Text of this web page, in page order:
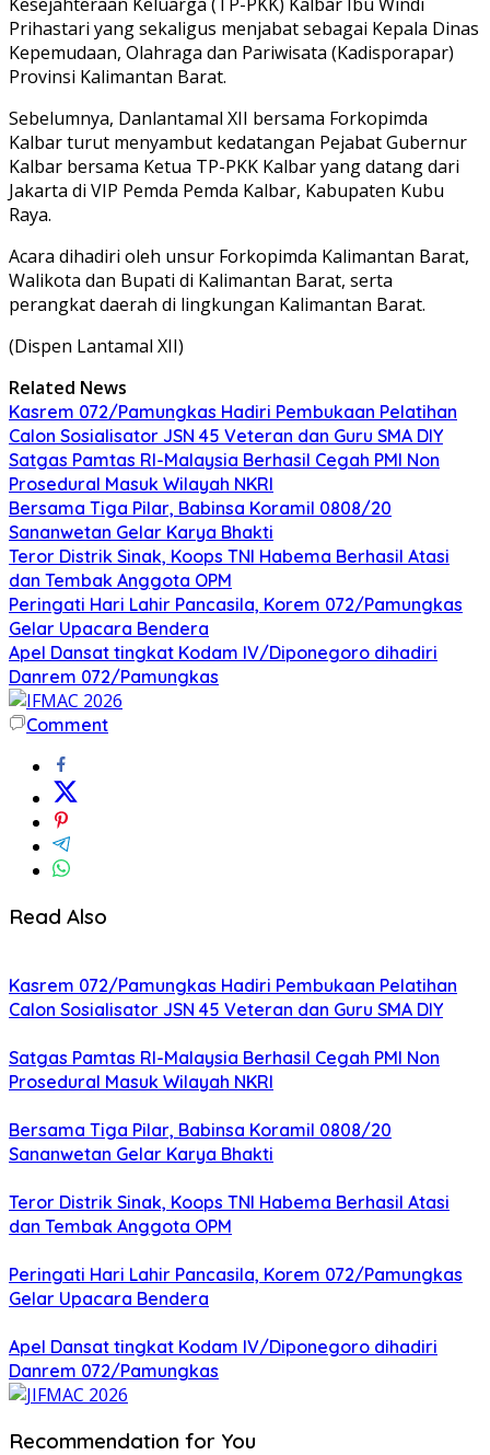
Prihastari yang sekaligus menjabat sebagai Kepala Dinas
Kepemudaan, Olahraga dan Pariwisata (Kadisporapar)
Provinsi Kalimantan Barat.
Sebelumnya, Danlantamal XII bersama Forkopimda
Kalbar turut menyambut kedatangan Pejabat Gubernur
Kalbar bersama Ketua TP-PKK Kalbar yang datang dari
Jakarta di VIP Pemda Pemda Kalbar, Kabupaten Kubu
Raya.
Acara dihadiri oleh unsur Forkopimda Kalimantan Barat,
Walikota dan Bupati di Kalimantan Barat, serta
perangkat daerah di lingkungan Kalimantan Barat.
(Dispen Lantamal XII)
Related News
Kasrem 072/Pamungkas Hadiri Pembukaan Pelatihan
Calon Sosialisator JSN 45 Veteran dan Guru SMA DIY
Satgas Pamtas RI-Malaysia Berhasil Cegah PMI Non
Prosedural Masuk Wilayah NKRI
Bersama Tiga Pilar, Babinsa Koramil 0808/20
Sananwetan Gelar Karya Bhakti
Teror Distrik Sinak, Koops TNI Habema Berhasil Atasi
dan Tembak Anggota OPM
Peringati Hari Lahir Pancasila, Korem 072/Pamungkas
Gelar Upacara Bendera
Apel Dansat tingkat Kodam lV/Diponegoro dihadiri
Danrem 072/Pamungkas
Comment
Read Also
Kasrem 072/Pamungkas Hadiri Pembukaan Pelatihan
Calon Sosialisator JSN 45 Veteran dan Guru SMA DIY
Satgas Pamtas RI-Malaysia Berhasil Cegah PMI Non
Prosedural Masuk Wilayah NKRI
Bersama Tiga Pilar, Babinsa Koramil 0808/20
Sananwetan Gelar Karya Bhakti
Teror Distrik Sinak, Koops TNI Habema Berhasil Atasi
dan Tembak Anggota OPM
Peringati Hari Lahir Pancasila, Korem 072/Pamungkas
Gelar Upacara Bendera
Apel Dansat tingkat Kodam lV/Diponegoro dihadiri
Danrem 072/Pamungkas
Recommendation for You